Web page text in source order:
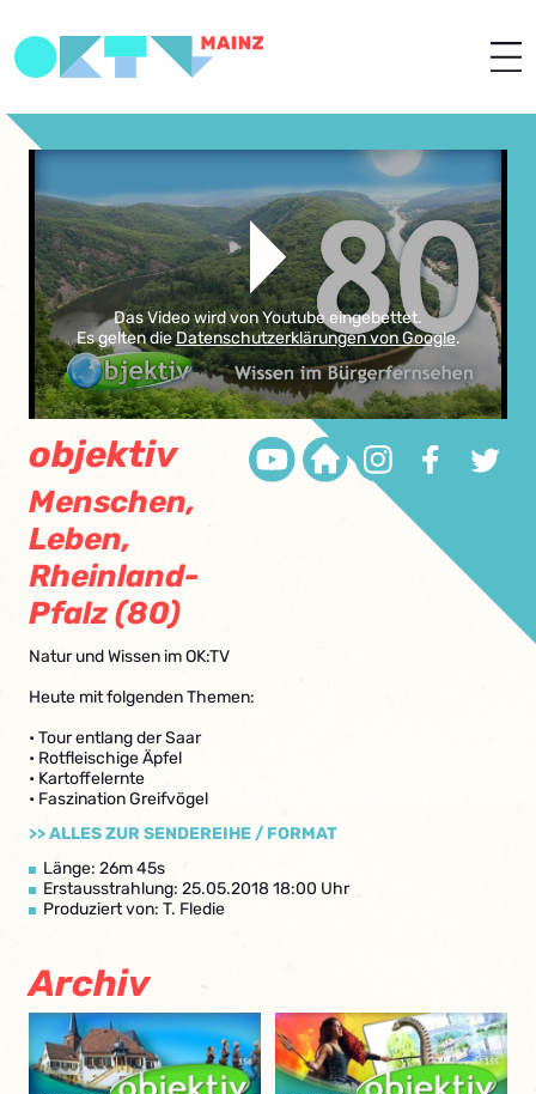
Das Video wird von Youtube eingebettet.
Es gelten dieDatenschutzerklärungen von Google.
objektiv
Menschen,
Leben,
Rheinland-
Pfalz (80)
Natur und Wissen im OK:TV
Heute mit folgenden Themen:
• Tour entlang der Saar
• Rotfleischige Äpfel
• Kartoffelernte
• Faszination Greifvögel
>> ALLES ZUR SENDEREIHE / FORMAT
Länge: 26m 45s
Erstausstrahlung: 25.05.2018 18:00 Uhr
Produziert von: T. Fledie
Archiv